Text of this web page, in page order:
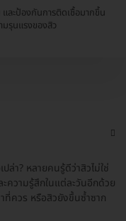
ละป้องกันการติดเชื้อมากขึ้น
มรุนแรงของสิว
า? หลายคนรู้ดีว่าสิวไม่ใช่
วามรู้สึกในแต่ละวันอีกด้วย
ที่ควร หรือสิวยังขึ้นซ้ำซาก